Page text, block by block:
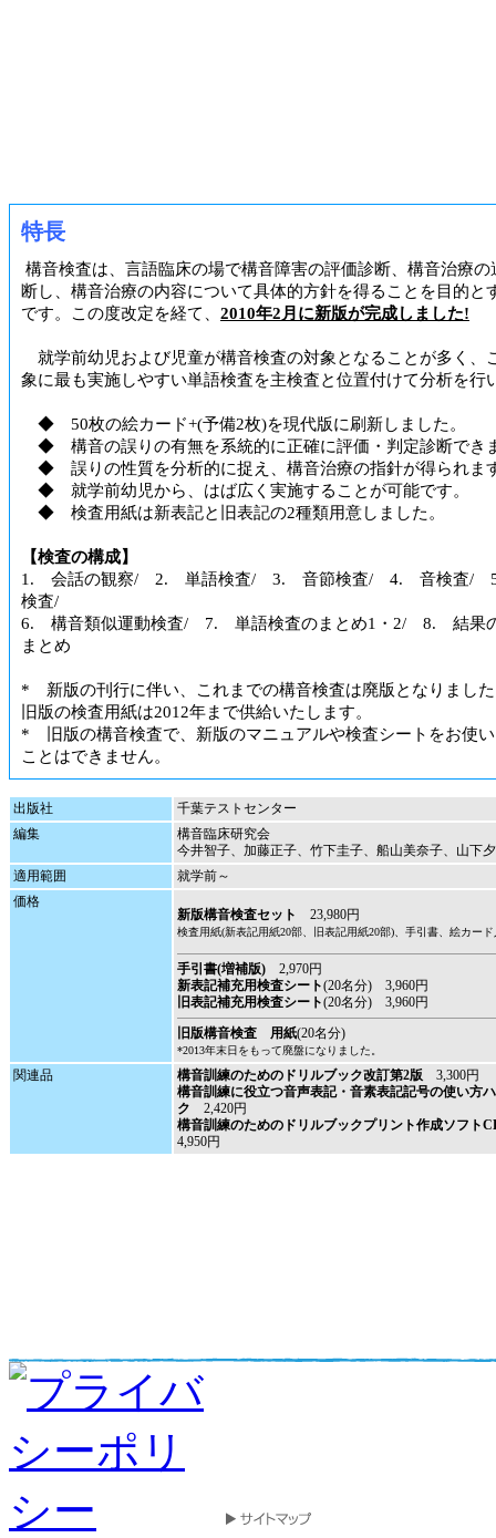
特長
構音検査は、言語臨床の場で構音障害の評価診断、構音治療の
断し、構音治療の内容について具体的方針を得ることを目的と
です。この度改定を経て、 2010年2月に新版が完成しました!
就学前幼児および児童が構音検査の対象となることが多く、
象に最も実施しやすい単語検査を主検査と位置付けて分析を行
◆ 50枚の絵カード+(予備2枚)を現代版に刷新しました。
◆ 構音の誤りの有無を系統的に正確に評価・判定診断でき
◆ 誤りの性質を分析的に捉え、構音治療の指針が得られま
◆ 就学前幼児から、はば広く実施することが可能です。
◆ 検査用紙は新表記と旧表記の2種類用意しました。
【検査の構成】
1. 会話の観察/ 2. 単語検査/ 3. 音節検査/ 4. 音検査/
検査/
6. 構音類似運動検査/ 7. 単語検査のまとめ1・2/ 8. 結果
まとめ
* 新版の刊行に伴い、これまでの構音検査は廃版となりまし
旧版の検査用紙は2012年まで供給いたします。
* 旧版の構音検査で、新版のマニュアルや検査シートをお使
ことはできません。
出版社
千葉テストセンター
編集
構音臨床研究会
今井智子、加藤正子、竹下圭子、船山美奈子、山下
適用範囲
就学前～
価格
新版構音検査セット
23,980円
検査用紙(新表記用紙20部、旧表記用紙20部)、手引書、絵カード
手引書(増補版) 2,970円
新表記補充用検査シート(20名分) 3,960円
旧表記補充用検査シート(20名分) 3,960円
旧版構音検査 用紙(20名分)
*2013年末日をもって廃盤になりました。
関連品 構音訓練のためのドリルブック改訂第2版 3,300円
構音訓練に役立つ音声表記・音素表記記号の使い方
ク 2,420円
構音訓練のためのドリルブックプリント作成ソフト
4,950円